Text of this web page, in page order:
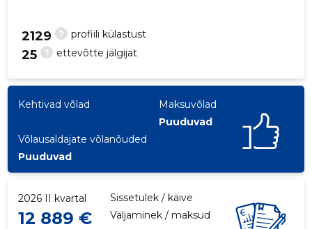
? profiili külastust
2129
? ettevõtte jälgijat
25
Kehtivad võlad
Maksuvõlad
Puuduvad
Võlausaldajate võlanõuded
Puuduvad
2026 II kvartal Sissetulek / käive
12 889 € Väljaminek / maksud